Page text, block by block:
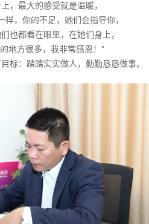
，最大的感受就是温暖，
样，你的不足，她们会指导你，
也都看在眼里，在她们身上，
地方很多，我非常感恩！”
标：踏踏实实做人，勤勤恳恳做事。